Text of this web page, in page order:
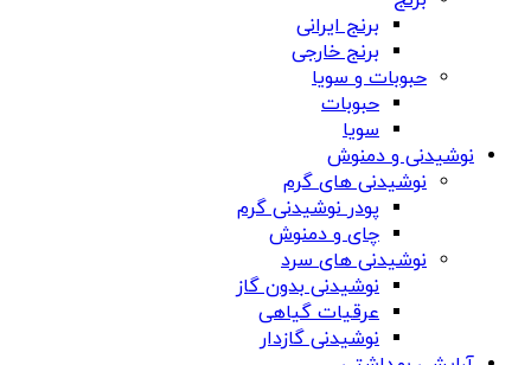
برنج ایرانی
برنج خارجی
حبوبات و سویا
حبوبات
سویا
نوشیدنی و دمنوش
نوشیدنی های گرم
پودر نوشیدنی گرم
چای و دمنوش
نوشیدنی های سرد
نوشیدنی بدون گاز
عرقیات گیاهی
نوشیدنی گازدار